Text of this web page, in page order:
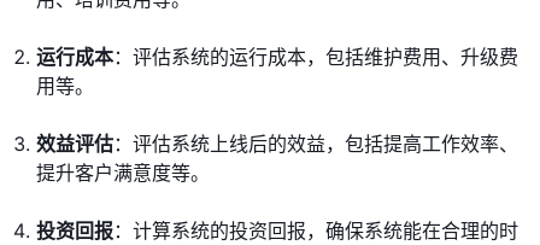
运行成本：评估系统的运行成本，包括维护费用、升级费
用等。
效益评估：评估系统上线后的效益，包括提高工作效率、
提升客户满意度等。
投资回报：计算系统的投资回报，确保系统能在合理的时